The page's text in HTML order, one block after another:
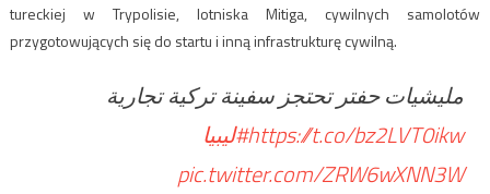
tureckiej w Trypolisie, lotniska Mitiga, cywilnych samolotów
przygotowujących się do startu i inną infrastrukturę cywilną.
مليشيات حفتر تحتجز سفينة تركية تجارية
https://t.co/bz2LVT0ikw#ليبيا
pic.twitter.com/ZRW6wXNN3W